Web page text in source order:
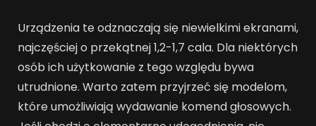
Urządzenia te odznaczają się niewielkimi ekranami,
najczęściej o przekątnej 1,2-1,7 cala. Dla niektórych
osób ich użytkowanie z tego względu bywa
utrudnione. Warto zatem przyjrzeć się modelom,
które umożliwiają wydawanie komend głosowych.